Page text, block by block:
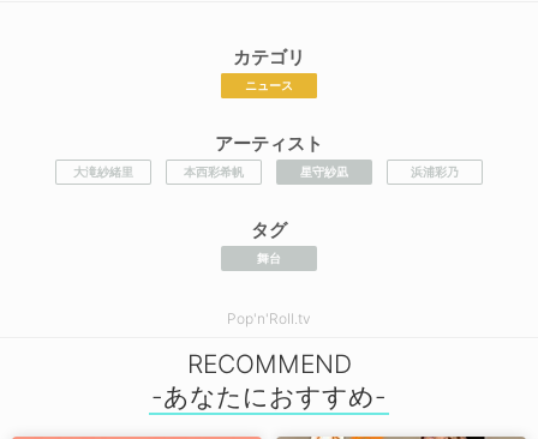
カテゴリ
ニュース
アーティスト
大滝紗緒里 本西彩希帆 星守紗凪 浜浦彩乃
タグ
舞台
Pop'n'Roll.tv
RECOMMEND